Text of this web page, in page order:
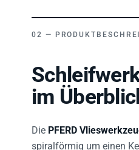
im
Die PFERD
spiralförmig um einen